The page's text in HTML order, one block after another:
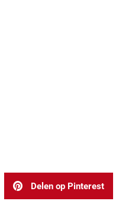
Delen op Pinterest